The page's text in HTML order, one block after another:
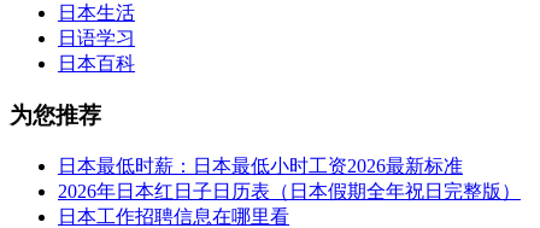
日本生活
日语学习
日本百科
为您推荐
日本最低时薪：日本最低小时工资2026最新标准
2026年日本红日子日历表（日本假期全年祝日完整版）
日本工作招聘信息在哪里看